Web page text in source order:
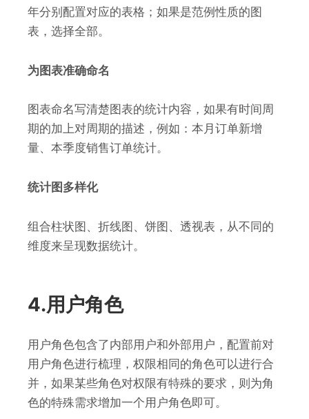
年分别配置对应的表格；如果是范例性质的图
表，选择全部。
为图表准确命名
图表命名写清楚图表的统计内容，如果有时间周
期的加上对周期的描述，例如：本月订单新增
量、本季度销售订单统计。
统计图多样化
组合柱状图、折线图、饼图、透视表，从不同的
维度来呈现数据统计。
4.用户角色
用户角色包含了内部用户和外部用户，配置前对
用户角色进行梳理，权限相同的角色可以进行合
并，如果某些角色对权限有特殊的要求，则为角
色的特殊需求增加一个用户角色即可。